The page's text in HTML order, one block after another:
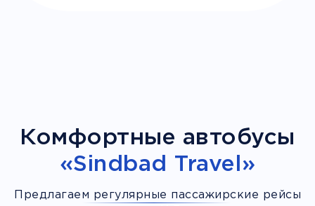
Комфортные автобусы
«Sindbad Travel»
Предлагаем регулярные пассажирские рейсы